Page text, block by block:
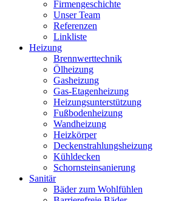
Firmengeschichte
Unser Team
Referenzen
Linkliste
Heizung
Brennwerttechnik
Ölheizung
Gasheizung
Gas-Etagenheizung
Heizungsunterstützung
Fußbodenheizung
Wandheizung
Heizkörper
Deckenstrahlungsheizung
Kühldecken
Schornsteinsanierung
Sanitär
Bäder zum Wohlfühlen